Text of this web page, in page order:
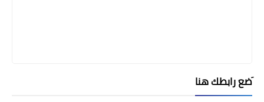
َضع رابطك هنا